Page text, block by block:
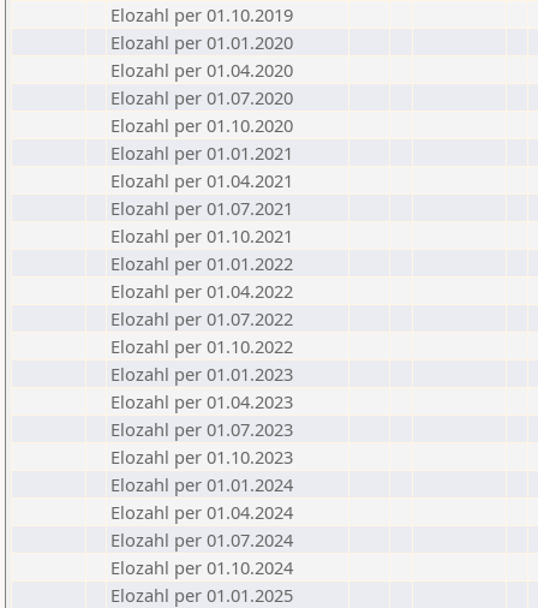
Elozahl per 01.10.2019
Elozahl per 01.01.2020
Elozahl per 01.04.2020
Elozahl per 01.07.2020
Elozahl per 01.10.2020
Elozahl per 01.01.2021
Elozahl per 01.04.2021
Elozahl per 01.07.2021
Elozahl per 01.10.2021
Elozahl per 01.01.2022
Elozahl per 01.04.2022
Elozahl per 01.07.2022
Elozahl per 01.10.2022
Elozahl per 01.01.2023
Elozahl per 01.04.2023
Elozahl per 01.07.2023
Elozahl per 01.10.2023
Elozahl per 01.01.2024
Elozahl per 01.04.2024
Elozahl per 01.07.2024
Elozahl per 01.10.2024
Elozahl per 01.01.2025